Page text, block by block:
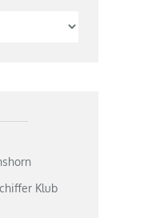
Klub